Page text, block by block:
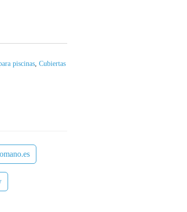
piscinas, Cubiertas